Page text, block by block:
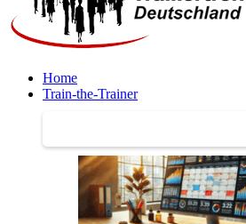
Home
Train-the-Trainer